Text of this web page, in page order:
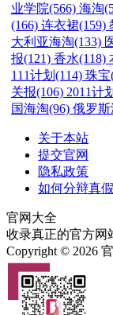
业学院(566) 海淘
(166) 连衣裙(159)
大利亚海淘(133)
报(121) 香水(118)
111计划(114) 珠宝
关报(106) 2011计
国海淘(96) 俄罗斯
关于本站
提交官网
隐私政策
如何分辩真
官网大全
收录真正的官方网
Copyright © 2026